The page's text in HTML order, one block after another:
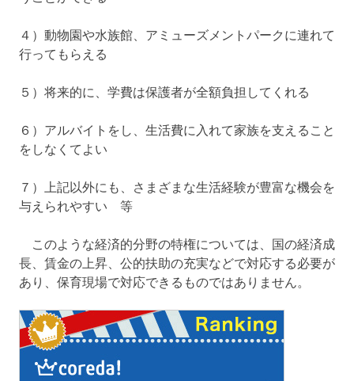
４）動物園や水族館、アミューズメントパークに連れて
行ってもらえる
５）将来的に、学費は保護者が全額負担してくれる
６）アルバイトをし、生活費に入れて家族を支えること
をしなくてよい
７）上記以外にも、さまざまな生活経験が豊富な機会を
与えられやすい 等
このような経済的分野の特権については、国の経済成
長、賃金の上昇、公的扶助の充実などで対応する必要が
あり、保育現場で対応できるものではありません。